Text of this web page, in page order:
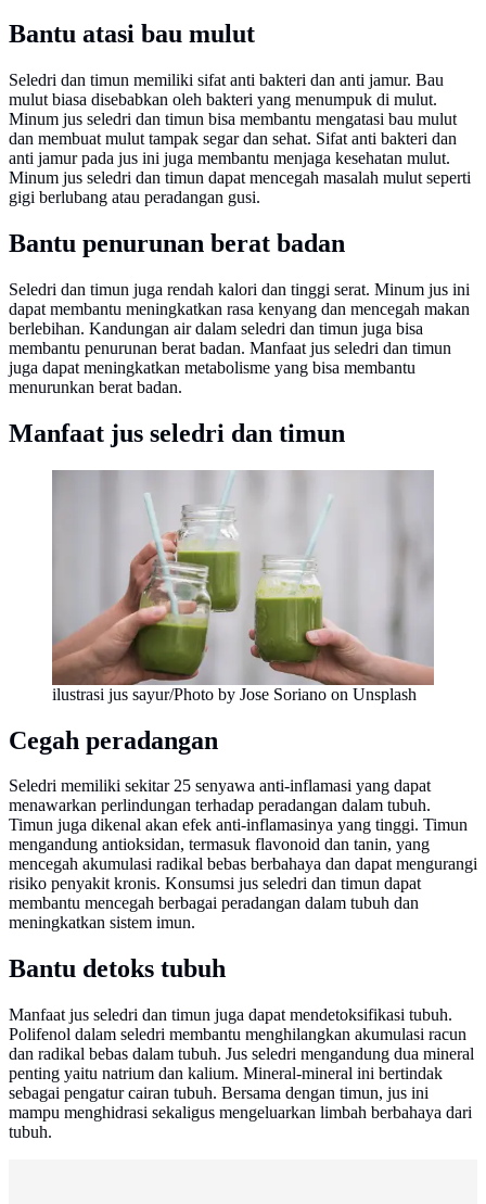
Bantu atasi bau mulut
Seledri dan timun memiliki sifat anti bakteri dan anti jamur. Bau
mulut biasa disebabkan oleh bakteri yang menumpuk di mulut.
Minum jus seledri dan timun bisa membantu mengatasi bau mulut
dan membuat mulut tampak segar dan sehat. Sifat anti bakteri dan
anti jamur pada jus ini juga membantu menjaga kesehatan mulut.
Minum jus seledri dan timun dapat mencegah masalah mulut seperti
gigi berlubang atau peradangan gusi.
Bantu penurunan berat badan
Seledri dan timun juga rendah kalori dan tinggi serat. Minum jus ini
dapat membantu meningkatkan rasa kenyang dan mencegah makan
berlebihan. Kandungan air dalam seledri dan timun juga bisa
membantu penurunan berat badan. Manfaat jus seledri dan timun
juga dapat meningkatkan metabolisme yang bisa membantu
menurunkan berat badan.
Manfaat jus seledri dan timun
ilustrasi jus sayur/Photo by Jose Soriano on Unsplash
Cegah peradangan
Seledri memiliki sekitar 25 senyawa anti-inflamasi yang dapat
menawarkan perlindungan terhadap peradangan dalam tubuh.
Timun juga dikenal akan efek anti-inflamasinya yang tinggi. Timun
mengandung antioksidan, termasuk flavonoid dan tanin, yang
mencegah akumulasi radikal bebas berbahaya dan dapat mengurangi
risiko penyakit kronis. Konsumsi jus seledri dan timun dapat
membantu mencegah berbagai peradangan dalam tubuh dan
meningkatkan sistem imun.
Bantu detoks tubuh
Manfaat jus seledri dan timun juga dapat mendetoksifikasi tubuh.
Polifenol dalam seledri membantu menghilangkan akumulasi racun
dan radikal bebas dalam tubuh. Jus seledri mengandung dua mineral
penting yaitu natrium dan kalium. Mineral-mineral ini bertindak
sebagai pengatur cairan tubuh. Bersama dengan timun, jus ini
mampu menghidrasi sekaligus mengeluarkan limbah berbahaya dari
tubuh.